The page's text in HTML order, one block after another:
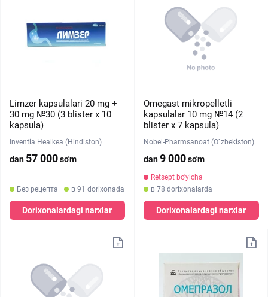
Limzer kapsulalari 20 mg +
30 mg №30 (3 blister х 10
kapsula)
Inventia Healkea (Hindiston)
dan 57 000so'm
Без рецепта в 91 dorixonada
Dorixonalardagi narxlar
Omegast mikropelletli
kapsulalar 10 mg №14 (2
blister х 7 kapsula)
Nobel-Pharmsanoat (O`zbekiston)
dan9 000so'm
Retsept bo'yicha
в 78 dorixonalarda
Dorixonalardagi narxlar